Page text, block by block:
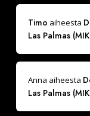
Timo aiheesta
Las Palmas
Anna aiheesta
Las Palmas